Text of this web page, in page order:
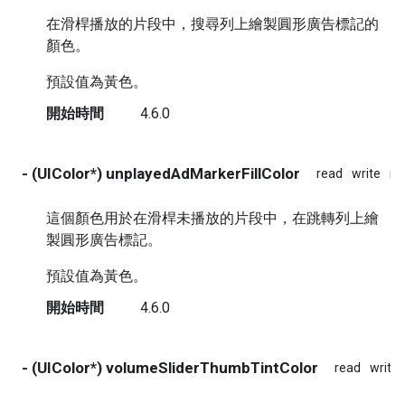
在滑桿播放的片段中，搜尋列上繪製圓形廣告標記的
顏色。
預設值為黃色。
開始時間
4.6.0
- (UIColor*) unplayedAdMarkerFillColor read write
這個顏色用於在滑桿未播放的片段中，在跳轉列上繪
製圓形廣告標記。
預設值為黃色。
開始時間
4.6.0
- (UIColor*) volumeSliderThumbTintColor read write